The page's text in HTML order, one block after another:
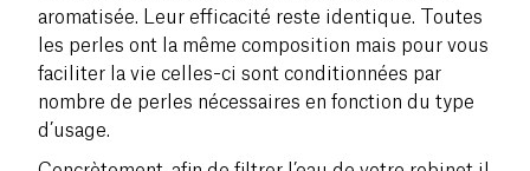
aromatisée. Leur efficacité reste identique. Toutes
les perles ont la même composition mais pour vous
faciliter la vie celles-ci sont conditionnées par
nombre de perles nécessaires en fonction du type
d’usage.